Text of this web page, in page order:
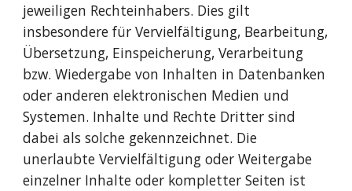
jeweiligen Rechteinhabers. Dies gilt
insbesondere für Vervielfältigung, Bearbeitung,
Übersetzung, Einspeicherung, Verarbeitung
bzw. Wiedergabe von Inhalten in Datenbanken
oder anderen elektronischen Medien und
Systemen. Inhalte und Rechte Dritter sind
dabei als solche gekennzeichnet. Die
unerlaubte Vervielfältigung oder Weitergabe
einzelner Inhalte oder kompletter Seiten ist